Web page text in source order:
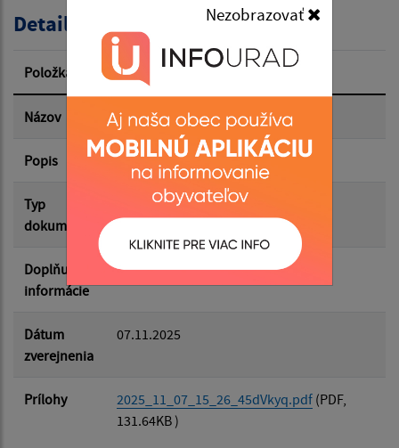
Nezobrazovať
Dátum zverejnenia od:
Dátum zverejnenia do:
Detail úradného dokumentu
Položka Informácia
Názov Pozvánka na OZ dňa 12.11.2025
Popis Pozvánka
Typ
dokumentu
Zasadnutia OZ
Doplňujúce
informácie
Dátum
zverejnenia
07.11.2025
Prílohy 2025_11_07_15_26_45dVkyq.pdf (PDF,
131.64KB )